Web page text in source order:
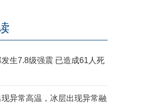
生7.8级强震 已造成61人死
异常高温，冰层出现异常融